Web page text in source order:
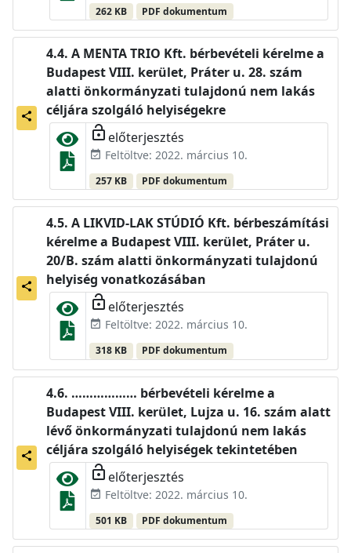
262 KB PDF dokumentum
share
A MENTA TRIO Kft. bérbevételi kérelme a
Budapest VIII. kerület, Práter u. 28. szám
alatti önkormányzati tulajdonú nem lakás
céljára szolgáló helyiségekre
lock_open előterjesztés
event_available Feltöltve: 2022. március 10.
257 KB PDF dokumentum
share
A LIKVID-LAK STÚDIÓ Kft. bérbeszámítási
kérelme a Budapest VIII. kerület, Práter u.
20/B. szám alatti önkormányzati tulajdonú
helyiség vonatkozásában
lock_open előterjesztés
event_available Feltöltve: 2022. március 10.
318 KB PDF dokumentum
share
……………… bérbevételi kérelme a
Budapest VIII. kerület, Lujza u. 16. szám alatt
lévő önkormányzati tulajdonú nem lakás
céljára szolgáló helyiségek tekintetében
lock_open előterjesztés
event_available Feltöltve: 2022. március 10.
501 KB PDF dokumentum